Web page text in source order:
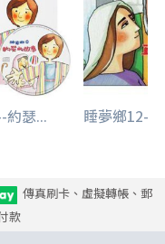
約瑟... 睡夢鄉12--
傳真刷卡、虛擬轉帳、郵
款